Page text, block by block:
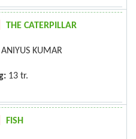
THE CATERPILLAR
ANIYUS KUMAR
13 tr.
FISH